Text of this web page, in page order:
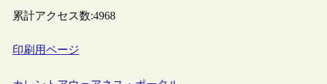
累計アクセス数:4968
印刷用ページ